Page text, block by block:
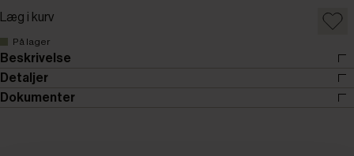
Læg i kurv
På lager
Beskrivelse
Detaljer
Dokumenter